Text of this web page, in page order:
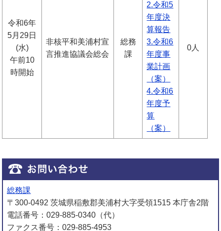
令和6年
5月29日
(水)
午前10
時開始
非核平和美浦村宣
言推進協議会総会
総務
課
2.令和5
年度決
算報告
3.令和6
年度事
業計画
（案）
4.令和6
年度予
算
（案）
0人
総務課
〒300-0492 茨城県稲敷郡美浦村大字受領1515 本庁舎2階
電話番号：029-885-0340（代）
ファクス番号：029-885-4953